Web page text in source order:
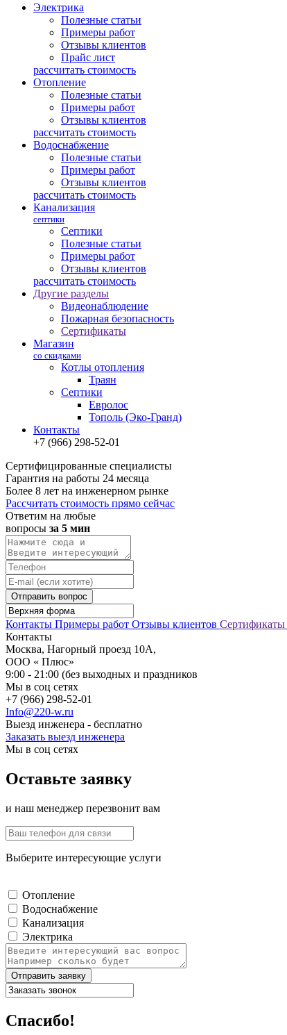
Электрика
Полезные статьи
Примеры работ
Отзывы клиентов
Прайс лист
рассчитать стоимость
Отопление
Полезные статьи
Примеры работ
Отзывы клиентов
рассчитать стоимость
Водоснабжение
Полезные статьи
Примеры работ
Отзывы клиентов
рассчитать стоимость
Канализация
септики
Септики
Полезные статьи
Примеры работ
Отзывы клиентов
рассчитать стоимость
Другие разделы
Видеонаблюдение
Пожарная безопасность
Сертификаты
Магазин
со скидками
Котлы отопления
Траян
Септики
Евролос
Тополь (Эко-Гранд)
Контакты
+7 (966) 298-52-01
Сертифицированные специалисты
Гарантия на работы 24 месяца
Более 8 лет на инженерном рынке
Рассчитать стоимость прямо сейчас
Ответим на любые
вопросы за 5 мин
Отправить вопрос
Контакты Примеры работ Отзывы клиентов Сертификаты
Контакты
Москва, Нагорный проезд 10А,
ООО « Плюс»
9:00 - 21:00 (без выходных и праздников
Мы в соц сетях
+7 (966) 298-52-01
Info@220-w.ru
Выезд инженера - бесплатно
Заказать выезд инженера
Мы в соц сетях
Оставьте заявку
и наш менеджер перезвонит вам
Выберите интересующие услуги
Отопление
Водоснабжение
Канализация
Электрика
Отправить заявку
Спасибо!